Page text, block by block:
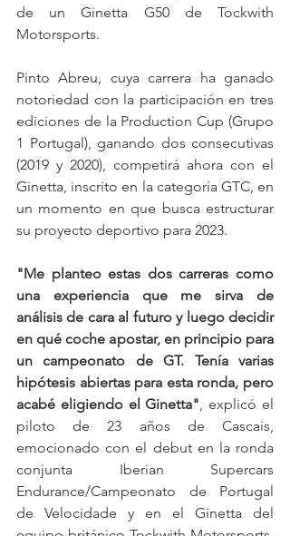
de un Ginetta G50 de Tockwith
Motorsports.
Pinto Abreu, cuya carrera ha ganado
notoriedad con la participación en tres
ediciones de la Production Cup (Grupo
1 Portugal), ganando dos consecutivas
(2019 y 2020), competirá ahora con el
Ginetta, inscrito en la categoría GTC, en
un momento en que busca estructurar
su proyecto deportivo para 2023.
"Me planteo estas dos carreras como
una experiencia que me sirva de
análisis de cara al futuro y luego decidir
en qué coche apostar, en principio para
un campeonato de GT. Tenía varias
hipótesis abiertas para esta ronda, pero
acabé eligiendo el Ginetta" , explicó el
piloto de 23 años de Cascais,
emocionado con el debut en la ronda
conjunta Iberian Supercars
Endurance/Campeonato de Portugal
de Velocidade y en el Ginetta del